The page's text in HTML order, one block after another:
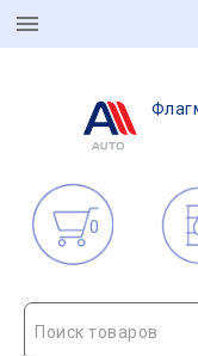
0
Поиск товаров